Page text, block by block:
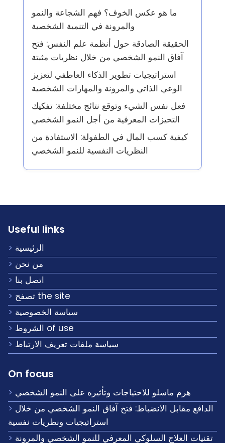
ما هو عكس الخوف؟ فهم الشجاعة والنمو
والمرونة في التنمية الشخصية
الحقيقة الصادقة حول أنظمة علم النفس: فتح
آفاق النمو الشخصي من خلال نظريات مثبتة
استراتيجيات تطوير الذكاء العاطفي لتعزيز
الوعي الذاتي والمرونة والمهارات الشخصية
فعل نفس الشيء وتوقع نتائج مختلفة: تفكيك
التحيزات المعرفية من أجل النمو الشخصي
كيفية كسب المال في الطفولة: الاستفادة من
النظريات النفسية للنمو الشخصي
Useful links
الرئيسية
من نحن
اتصل بنا
تصفح the site
سياسة الخصوصية
الشروط of use
سياسة ملفات تعريف الارتباط
On focus
هرم ماسلو للاحتياجات وتأثيره على النمو الشخصي
الدافع مقابل الانضباط: فتح آفاق النمو الشخصي من خلال
استراتيجيات ونظريات نفسية
تقنيات العلاج السلوكي المعرفي للنمو الشخصي والمرونة